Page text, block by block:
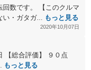
回数です。 【このクルマ
・ガタガ...
もっと見る
2020年10月07日
【総合評価】 ９０点
もっと見る